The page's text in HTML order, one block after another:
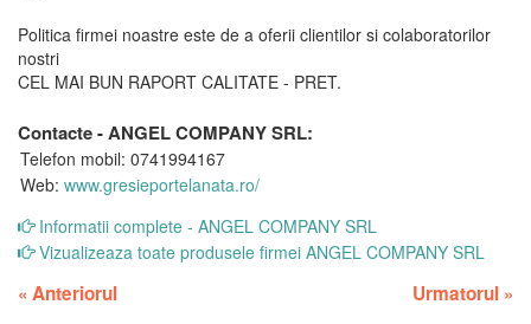
Politica firmei noastre este de a oferii clientilor si colaboratorilor
nostri
CEL MAI BUN RAPORT CALITATE - PRET.
Contacte - ANGEL COMPANY SRL:
Telefon mobil: 0741994167
Web: www.gresieportelanata.ro/
Informatii complete - ANGEL COMPANY SRL
Vizualizeaza toate produsele firmei ANGEL COMPANY SRL
« Anteriorul Urmatorul »